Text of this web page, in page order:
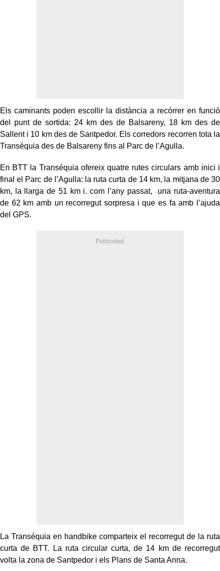
Els caminants poden escollir la distància a recórrer en funció
del punt de sortida: 24 km des de Balsareny, 18 km des de
Sallent i 10 km des de Santpedor. Els corredors recorren tota la
Transéquia des de Balsareny fins al Parc de l’Agulla.
En BTT la Transéquia ofereix quatre rutes circulars amb inici i
final el Parc de l’Agulla: la ruta curta de 14 km, la mitjana de 30
km, la llarga de 51 km i. com l’any passat, una ruta-aventura
de 62 km amb un recorregut sorpresa i que es fa amb l’ajuda
del GPS.
La Transéquia en handbike comparteix el recorregut de la ruta
curta de BTT. La ruta circular curta, de 14 km de recorregut
volta la zona de Santpedor i els Plans de Santa Anna.